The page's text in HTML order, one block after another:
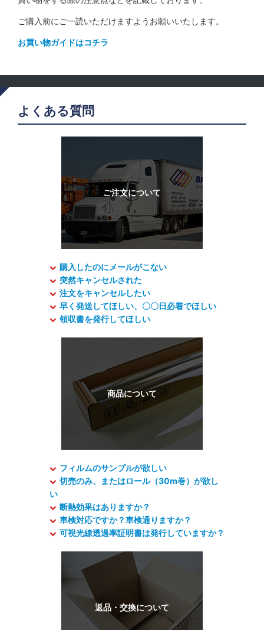
ご購入前にご一読いただけますようお願いいたします。
お買い物ガイドはコチラ
よくある質問
購入したのにメールがこない
突然キャンセルされた
注文をキャンセルしたい
早く発送してほしい、〇〇日必着でほしい
領収書を発行してほしい
フィルムのサンプルが欲しい
切売のみ、またはロール（30m巻）が欲し
い
断熱効果はありますか？
車検対応ですか？車検通りますか？
可視光線透過率証明書は発行していますか？